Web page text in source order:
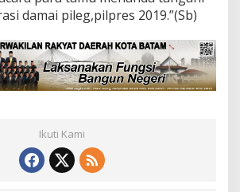
damai pileg,pilpres 2019.”(Sb)
Ikuti Kami